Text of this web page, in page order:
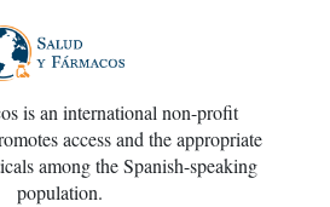
is an international non-profit
access and the appropriate
among the Spanish-speaking
population.